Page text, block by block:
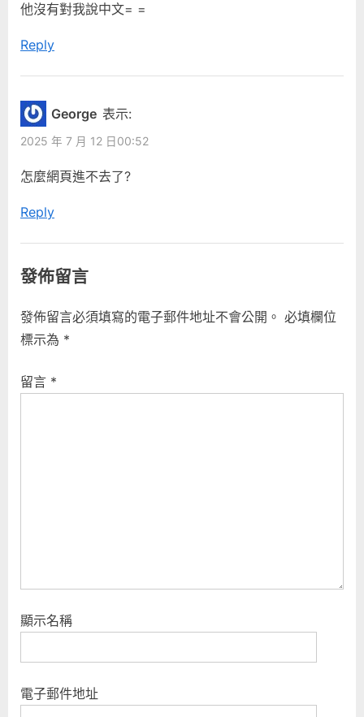
他沒有對我說中文= =
Reply
George 表示:
2025 年 7 月 12 日00:52
怎麼網頁進不去了?
Reply
發佈留言
發佈留言必須填寫的電子郵件地址不會公開。 必填欄位
標示為 *
留言 *
顯示名稱
電子郵件地址